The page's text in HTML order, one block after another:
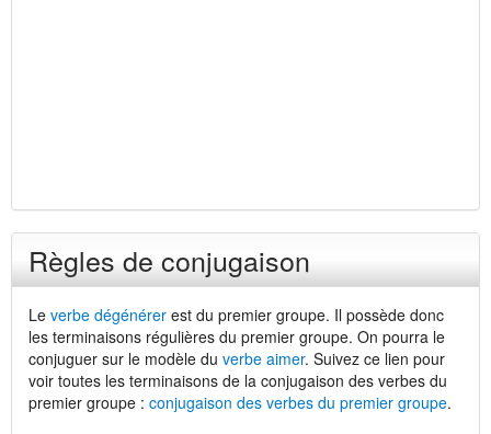
Règles de conjugaison
Le verbe dégénérer est du premier groupe. Il possède donc
les terminaisons régulières du premier groupe. On pourra le
conjuguer sur le modèle du verbe aimer. Suivez ce lien pour
voir toutes les terminaisons de la conjugaison des verbes du
premier groupe : conjugaison des verbes du premier groupe.